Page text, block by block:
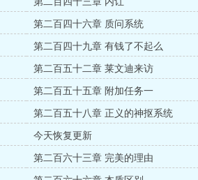
第二百四十六章 质问系统
第二百四十九章 有钱了不起么
第二百五十二章 莱文迪来访
第二百五十五章 附加任务一
第二百五十八章 正义的神抠系统
今天恢复更新
第二百六十三章 完美的理由